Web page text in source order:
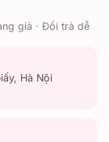
giả · Đổi trả dễ
Hà Nội